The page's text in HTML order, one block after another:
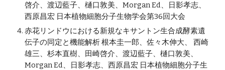
啓介、渡辺藍子、樋口敦美、Morgan Ed、日影孝志、
西原昌宏 日本植物細胞分子生物学会第36回大会
赤花リンドウにおける新規なキサントン生合成酵素遺
伝子の同定と機能解析 根本圭一郎、佐々木伸大、 西崎
雄三、杉本直樹、田崎啓介、渡辺藍子、樋口敦美、
Morgan Ed、日影孝志、西原昌宏 日本植物細胞分子生